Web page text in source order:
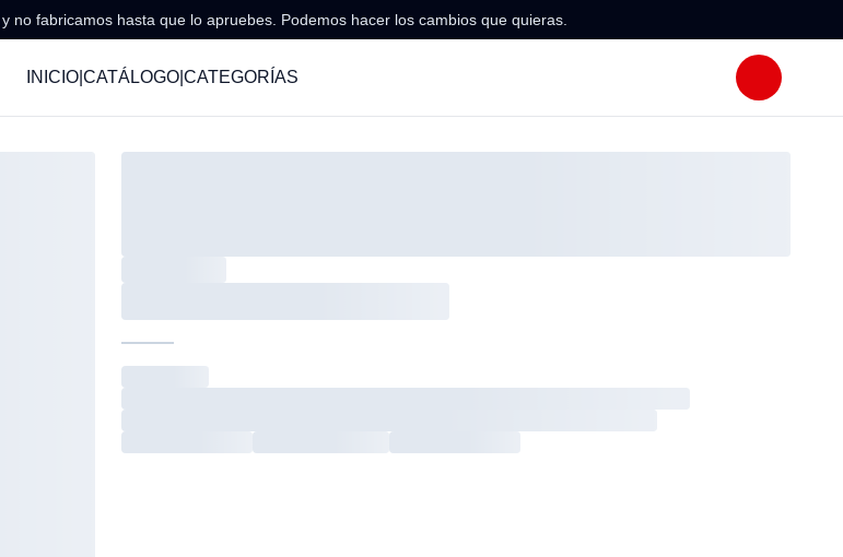
no fabricamos hasta que lo apruebes. Podemos hacer los cambios que quieras.
INICIO| CATÁLOGO| CATEGORÍAS